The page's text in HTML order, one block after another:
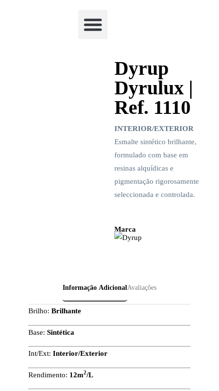
Dyrup
Dyrulux |
Ref. 1110
INTERIOR/EXTERIOR
Esmalte sintético brilhante,
formulado com base em
resinas alquídicas e
pigmentação rigorosamente
seleccionada e controlada.
Marca
Informação AdicionalAvaliações
Brilho: Brilhante
Base: Sintética
Int/Ext: Interior/Exterior
Rendimento: 12m2/L